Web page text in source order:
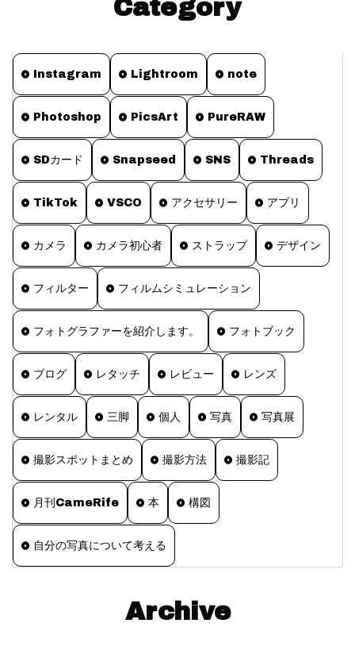
Category
Instagram Lightroom note
Photoshop PicsArt PureRAW
SDカード Snapseed SNS Threads
TikTok VSCO アクセサリー アプリ
カメラ カメラ初心者 ストラップ デザイン
フィルター フィルムシミュレーション
フォトグラファーを紹介します。 フォトブック
ブログ レタッチ レビュー レンズ
レンタル 三脚 個人 写真 写真展
撮影スポットまとめ 撮影方法 撮影記
月刊CameRife 本 構図
自分の写真について考える
Archive